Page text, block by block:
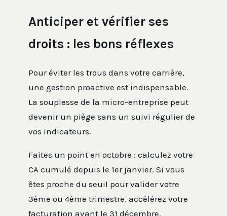
Anticiper et vérifier ses
droits : les bons réflexes
Pour éviter les trous dans votre carrière,
une gestion proactive est indispensable.
La souplesse de la micro-entreprise peut
devenir un piège sans un suivi régulier de
vos indicateurs.
Faites un point en octobre : calculez votre
CA cumulé depuis le 1er janvier. Si vous
êtes proche du seuil pour valider votre
3ème ou 4ème trimestre, accélérez votre
facturation avant le 31 décembre.